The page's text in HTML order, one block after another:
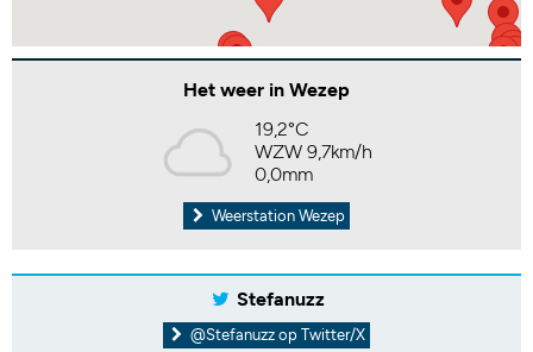
Het weer in Wezep
19,2°C
WZW 9,7km/h
0,0mm
Weerstation Wezep
Stefanuzz
@Stefanuzz op Twitter/X